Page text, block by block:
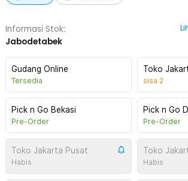
Informasi Stok:
Jabodetabek
Gudang Online
Tersedia
Toko
sisa 2
Pick n Go Bekasi
Pre-Order
Pick n Go
Pre-Order
Toko Jakarta Pusat
Habis
Toko
Habis